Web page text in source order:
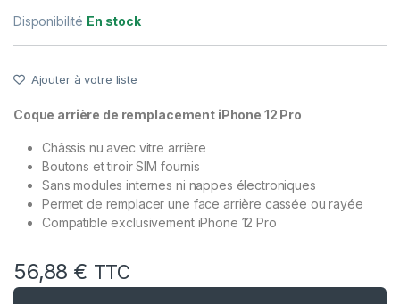
Disponibilité En stock
Ajouter à votre liste
Coque arrière de remplacement iPhone 12 Pro
Châssis nu avec vitre arrière
Boutons et tiroir SIM fournis
Sans modules internes ni nappes électroniques
Permet de remplacer une face arrière cassée ou rayée
Compatible exclusivement iPhone 12 Pro
56,88 € TTC